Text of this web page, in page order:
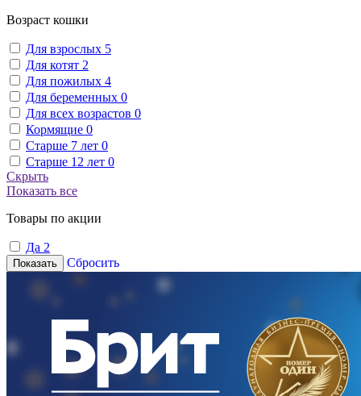
Возраст кошки
Для взрослых 5
Для котят 2
Для пожилых 4
Для беременных 0
Для всех возрастов 0
Кормящие 0
Старше 7 лет 0
Старше 12 лет 0
Скрыть
Показать все
Товары по акции
Да 2
Показать Сбросить